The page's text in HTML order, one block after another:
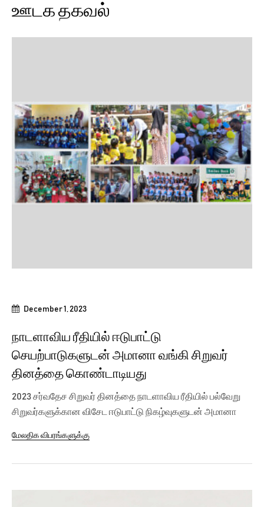
ஊடக தகவல்
December 1, 2023
நாடளாவிய ரீதியில் ஈடுபாட்டு
செயற்பாடுகளுடன் அமானா வங்கி சிறுவர்
தினத்தை கொண்டாடியது
2023 சர்வதேச சிறுவர் தினத்தை நாடளாவிய ரீதியில் பல்வேறு
சிறுவர்களுக்கான விசேட ஈடுபாட்டு நிகழ்வுகளுடன் அமானா
மேலதிக விபரங்களுக்கு